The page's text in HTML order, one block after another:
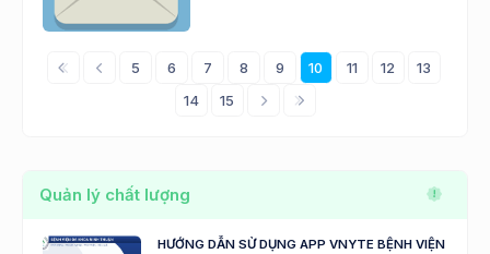
NINH THUẬN ( SỐ: 896/TYC-
BVNT NGÀY 17/3/2026)
5 6 7 8 9 10 11 12
13
14
15
Quản lý chất lượng
HƯỚNG DẪN SỬ DỤNG APP VNYTE BỆNH VIỆN